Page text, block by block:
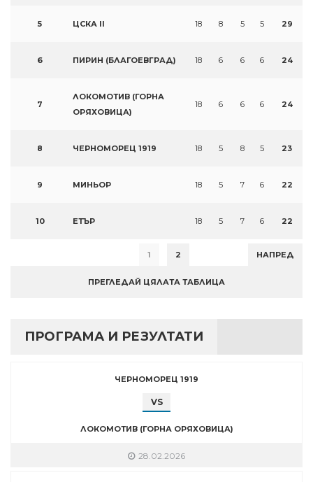
5 ЦСКА II 18 8 5 5 29
6 ПИРИН (БЛАГОЕВГРАД) 18 6 6 6 24
7
ЛОКОМОТИВ (ГОРНА
ОРЯХОВИЦА)
18 6 6 6 24
8 ЧЕРНОМОРЕЦ 1919 18 5 8 5 23
9 МИНЬОР 18 5 7 6 22
10 ЕТЪР 18 5 7 6 22
1 2 НАПРЕД
ПРЕГЛЕДАЙ ЦЯЛАТА ТАБЛИЦА
ПРОГРАМА И РЕЗУЛТАТИ
ЧЕРНОМОРЕЦ 1919
VS
ЛОКОМОТИВ (ГОРНА ОРЯХОВИЦА)
28.02.2026